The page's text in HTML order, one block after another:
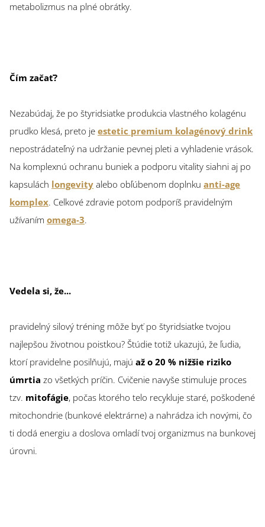
metabolizmus na plné obrátky.
Čím začať?
Nezabúdaj, že po štyridsiatke produkcia vlastného kolagénu
prudko klesá, preto je estetic premium kolagénový drink
nepostrádateľný na udržanie pevnej pleti a vyhladenie vrások.
Na komplexnú ochranu buniek a podporu vitality siahni aj po
kapsulách longevity alebo obľúbenom doplnku anti-age
komplex. Celkové zdravie potom podporíš pravidelným
užívaním omega-3.
Vedela si, že...
pravidelný silový tréning môže byť po štyridsiatke tvojou
najlepšou životnou poistkou? Štúdie totiž ukazujú, že ľudia,
ktorí pravidelne posilňujú, majú až o 20 % nižšie riziko
úmrtia zo všetkých príčin. Cvičenie navyše stimuluje proces
tzv. mitofágie, počas ktorého telo recykluje staré, poškodené
mitochondrie (bunkové elektrárne) a nahrádza ich novými, čo
ti dodá energiu a doslova omladí tvoj organizmus na bunkovej
úrovni.